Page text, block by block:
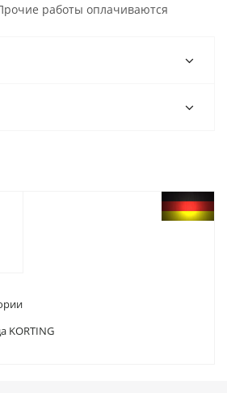
работы оплачиваются
KORTING